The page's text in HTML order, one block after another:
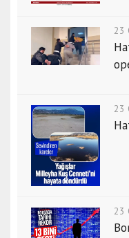
23
23
23